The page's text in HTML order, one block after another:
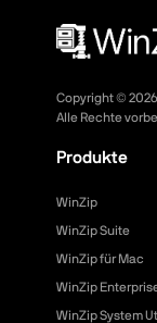
Copyright © 2026
Alle Rechte
Produkte
WinZip
WinZip Suite
WinZip für Mac
WinZip
WinZip System